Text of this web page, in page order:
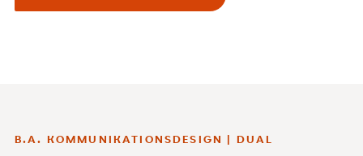
B.A. KOMMUNIKATIONSDESIGN | DUAL